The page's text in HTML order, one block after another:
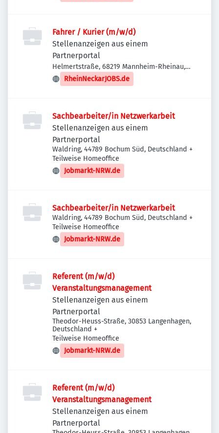
Fahrer / Kurier (m/w/d)
Stellenanzeigen aus einem
Partnerportal
Helmertstraße, 68219 Mannheim-Rheinau,
Deutschland
RheinNeckarJOBS.de
Sachbearbeiter/in Netzwerkarbeit
Stellenanzeigen aus einem
Partnerportal
Waldring, 44789 Bochum Süd, Deutschland +
Teilweise Homeoffice
Jobmarkt-NRW.de
Sachbearbeiter/in Netzwerkarbeit
Waldring, 44789 Bochum Süd, Deutschland +
Teilweise Homeoffice
Jobmarkt-NRW.de
Referent (m/w/d)
Veranstaltungsmanagement
Stellenanzeigen aus einem
Partnerportal
Theodor-Heuss-Straße, 30853 Langenhagen,
Deutschland +
Teilweise Homeoffice
Jobmarkt-NRW.de
Referent (m/w/d)
Veranstaltungsmanagement
Stellenanzeigen aus einem
Partnerportal